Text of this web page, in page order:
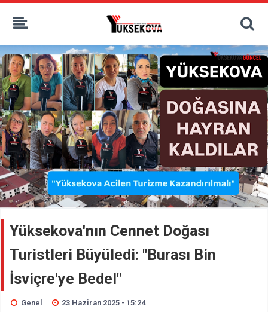
kaçak bahis
deneme bonusu
canlı bahis siteleri
deneme bonusu veren siteler
bahis siteleri
porno izle
Yüksekova'nın Cennet Doğası
Turistleri Büyüledi: "Burası Bin
İsviçre'ye Bedel"
Genel 23 Haziran 2025 - 15:24